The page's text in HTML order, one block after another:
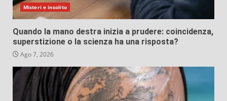
Misteri e insolito
Quando la mano destra inizia a prudere: coincidenza,
superstizione o la scienza ha una risposta?
Ago 7, 2026